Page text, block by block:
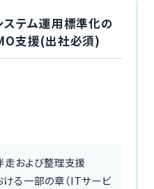
ステム運用標準化の
支援(出社必須)
走および整理支援
る一部の章（ITサービ